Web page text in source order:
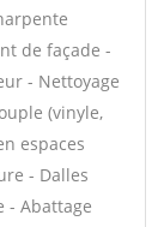
de façade -
- Nettoyage
(vinyle,
espaces
- Dalles
- Abattage